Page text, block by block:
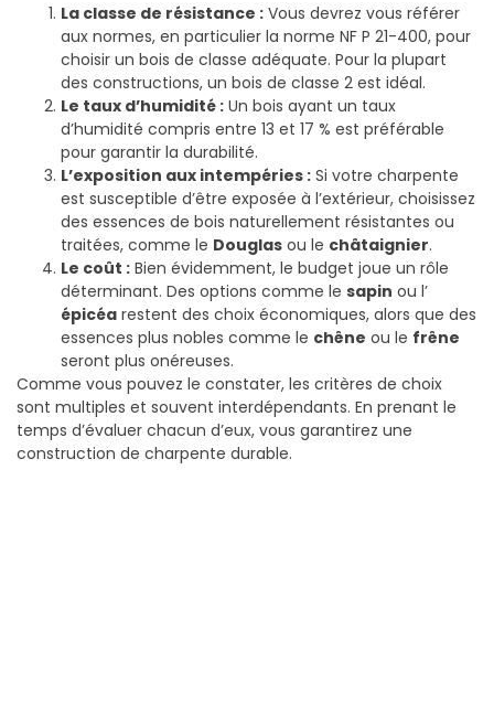
La classe de résistance : Vous devrez vous référer
aux normes, en particulier la norme NF P 21-400, pour
choisir un bois de classe adéquate. Pour la plupart
des constructions, un bois de classe 2 est idéal.
Le taux d’humidité : Un bois ayant un taux
d’humidité compris entre 13 et 17 % est préférable
pour garantir la durabilité.
L’exposition aux intempéries : Si votre charpente
est susceptible d’être exposée à l’extérieur, choisissez
des essences de bois naturellement résistantes ou
traitées, comme le Douglas ou le châtaignier.
Le coût : Bien évidemment, le budget joue un rôle
déterminant. Des options comme le sapin ou l’
épicéa restent des choix économiques, alors que des
essences plus nobles comme le chêne ou le frêne
seront plus onéreuses.
Comme vous pouvez le constater, les critères de choix
sont multiples et souvent interdépendants. En prenant le
temps d’évaluer chacun d’eux, vous garantirez une
construction de charpente durable.